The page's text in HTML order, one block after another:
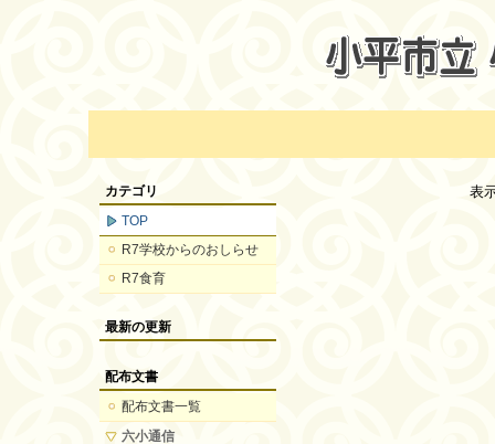
カテゴリ
TOP
R7学校からのおしらせ
R7食育
最新の更新
配布文書
配布文書一覧
六小通信
表